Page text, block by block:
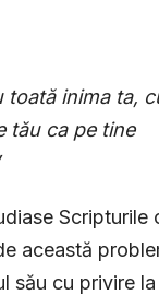
toată inima ta,
tău ca pe tine
Scripturile
această
său cu privire la